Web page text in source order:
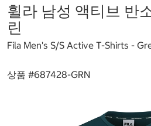
휠라 남성 액티브 반
린
Fila Men's S/S Active T-Shirts -
상품 #687428-GRN